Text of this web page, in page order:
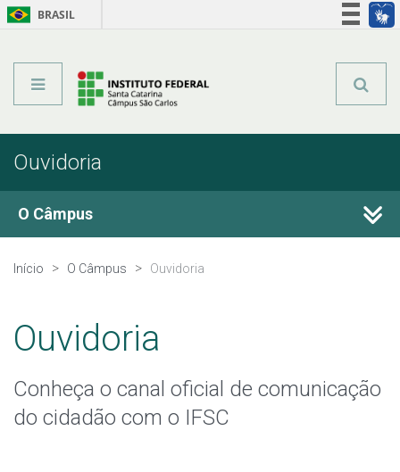
BRASIL
Ouvidoria
O Câmpus
Início O Câmpus Ouvidoria
Ouvidoria
Conheça o canal oficial de comunicação
do cidadão com o IFSC